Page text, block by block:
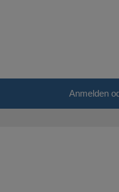
Anmelden